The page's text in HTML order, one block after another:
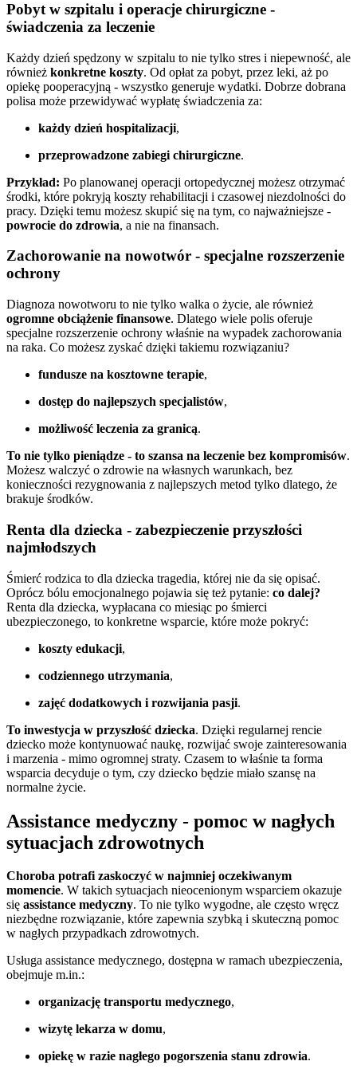
Pobyt w szpitalu i operacje chirurgiczne -
świadczenia za leczenie
Każdy dzień spędzony w szpitalu to nie tylko stres i niepewność, ale
również konkretne koszty. Od opłat za pobyt, przez leki, aż po
opiekę pooperacyjną - wszystko generuje wydatki. Dobrze dobrana
polisa może przewidywać wypłatę świadczenia za:
każdy dzień hospitalizacji,
przeprowadzone zabiegi chirurgiczne.
Przykład: Po planowanej operacji ortopedycznej możesz otrzymać
środki, które pokryją koszty rehabilitacji i czasowej niezdolności do
pracy. Dzięki temu możesz skupić się na tym, co najważniejsze -
powrocie do zdrowia, a nie na finansach.
Zachorowanie na nowotwór - specjalne rozszerzenie
ochrony
Diagnoza nowotworu to nie tylko walka o życie, ale również
ogromne obciążenie finansowe. Dlatego wiele polis oferuje
specjalne rozszerzenie ochrony właśnie na wypadek zachorowania
na raka. Co możesz zyskać dzięki takiemu rozwiązaniu?
fundusze na kosztowne terapie,
dostęp do najlepszych specjalistów,
możliwość leczenia za granicą.
To nie tylko pieniądze - to szansa na leczenie bez kompromisów.
Możesz walczyć o zdrowie na własnych warunkach, bez
konieczności rezygnowania z najlepszych metod tylko dlatego, że
brakuje środków.
Renta dla dziecka - zabezpieczenie przyszłości
najmłodszych
Śmierć rodzica to dla dziecka tragedia, której nie da się opisać.
Oprócz bólu emocjonalnego pojawia się też pytanie: co dalej?
Renta dla dziecka, wypłacana co miesiąc po śmierci
ubezpieczonego, to konkretne wsparcie, które może pokryć:
koszty edukacji,
codziennego utrzymania,
zajęć dodatkowych i rozwijania pasji.
To inwestycja w przyszłość dziecka. Dzięki regularnej rencie
dziecko może kontynuować naukę, rozwijać swoje zainteresowania
i marzenia - mimo ogromnej straty. Czasem to właśnie ta forma
wsparcia decyduje o tym, czy dziecko będzie miało szansę na
normalne życie.
Assistance medyczny - pomoc w nagłych
sytuacjach zdrowotnych
Choroba potrafi zaskoczyć w najmniej oczekiwanym
momencie. W takich sytuacjach nieocenionym wsparciem okazuje
się assistance medyczny. To nie tylko wygodne, ale często wręcz
niezbędne rozwiązanie, które zapewnia szybką i skuteczną pomoc
w nagłych przypadkach zdrowotnych.
Usługa assistance medycznego, dostępna w ramach ubezpieczenia,
obejmuje m.in.:
organizację transportu medycznego,
wizytę lekarza w domu,
opiekę w razie nagłego pogorszenia stanu zdrowia.